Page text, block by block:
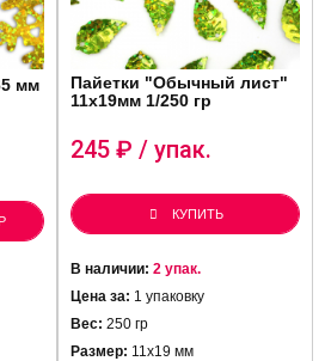
мм
Пайетки "Обычный лист"
11х19мм 1/250 гр
245 ₽ / упак.
КУПИТЬ
В наличии: 2 упак.
Цена за: 1 упаковку
Вес: 250 гр
Размер: 11х19 мм